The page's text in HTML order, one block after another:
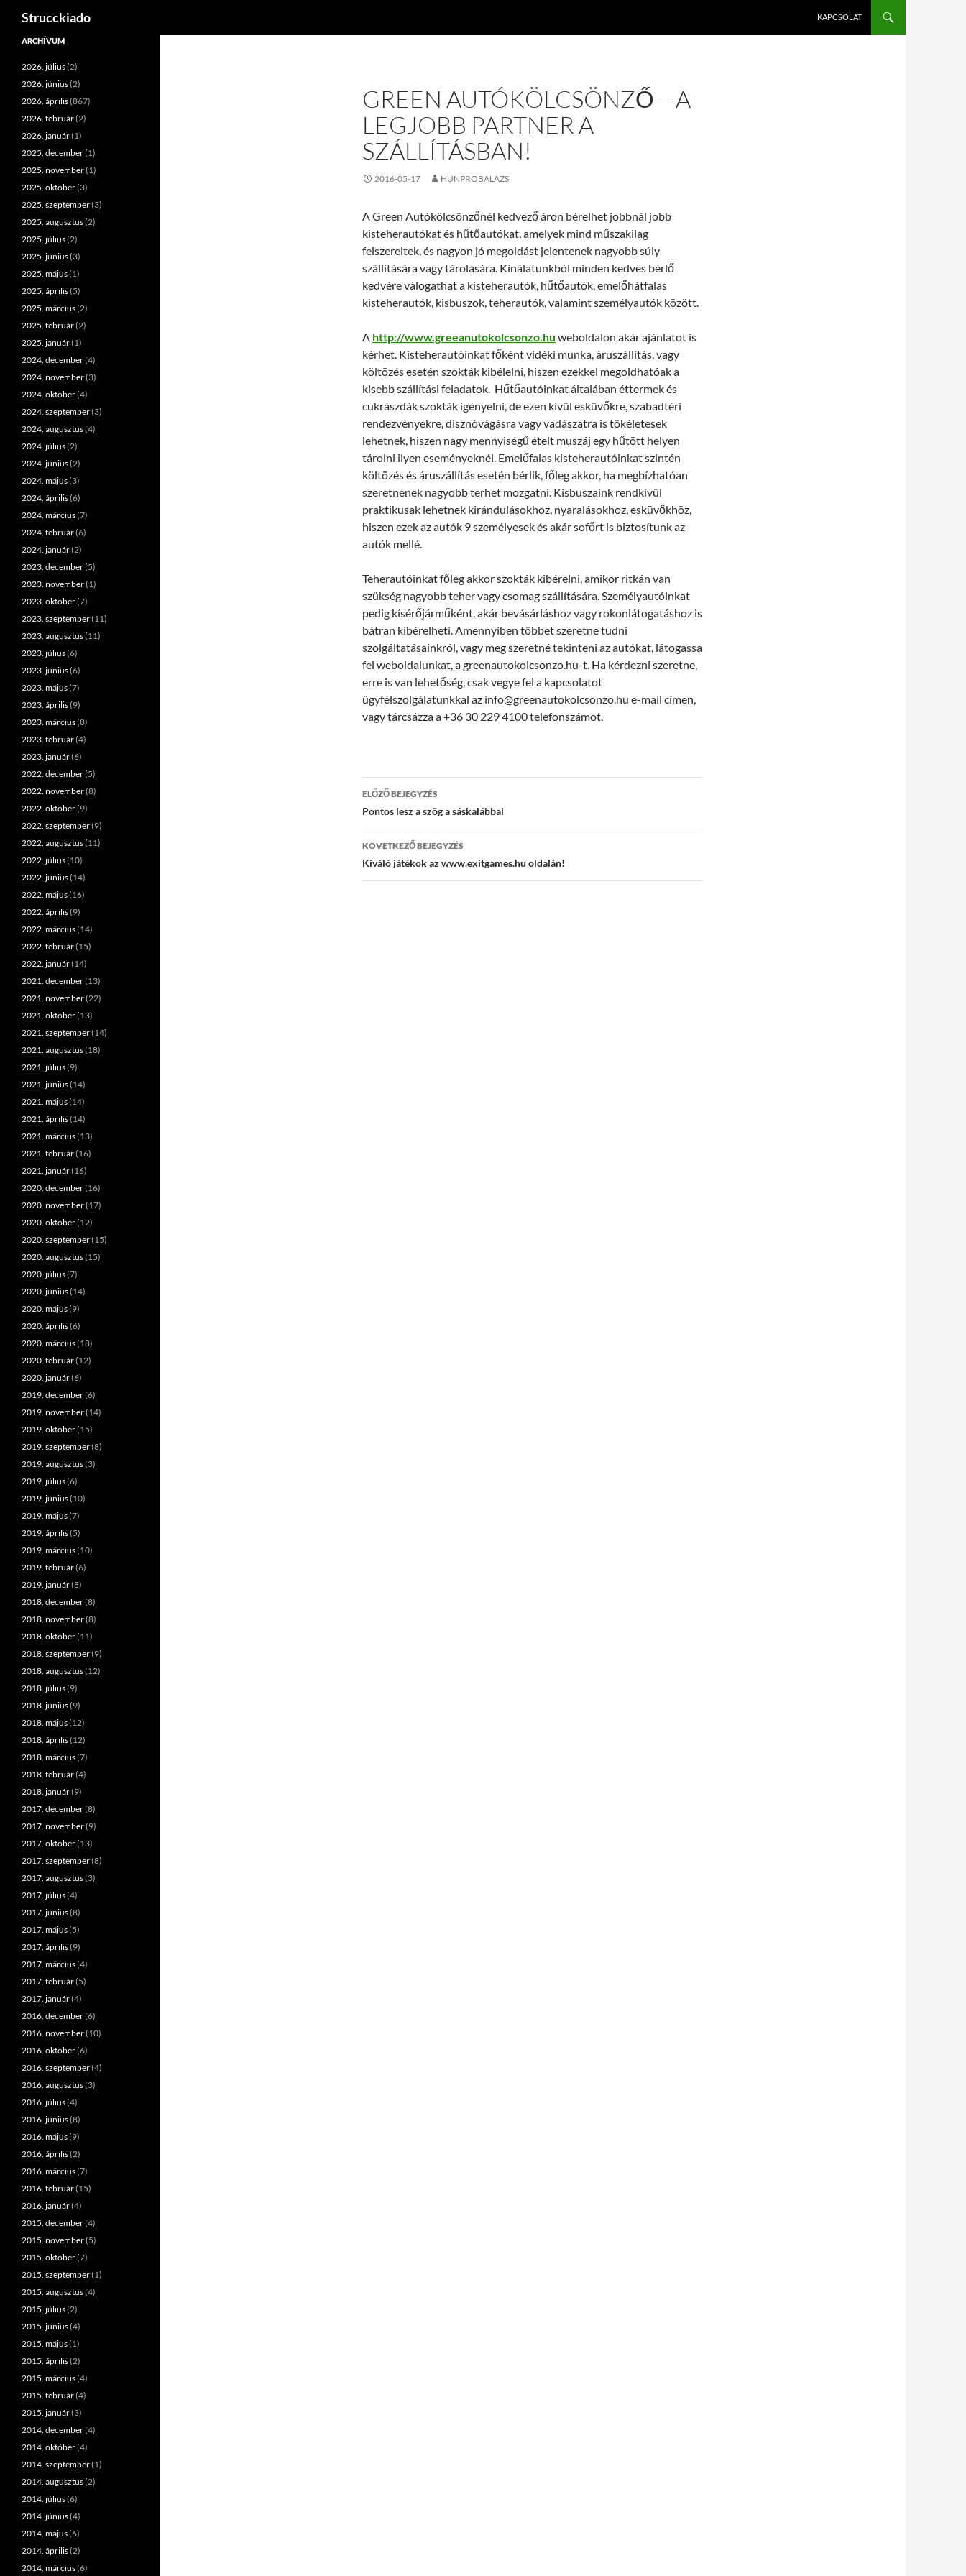
Tartalomhoz
Strucckiado KAPCSOLAT
GREEN AUTÓKÖLCSÖNZŐ – A
LEGJOBB PARTNER A
SZÁLLÍTÁSBAN!
2016-05-17 HUNPROBALAZS
A Green Autókölcsönzőnél kedvező áron bérelhet jobbnál jobb
kisteherautókat és hűtőautókat, amelyek mind műszakilag
felszereltek, és nagyon jó megoldást jelentenek nagyobb súly
szállítására vagy tárolására. Kínálatunkból minden kedves bérlő
kedvére válogathat a kisteherautók, hűtőautók, emelőhátfalas
kisteherautók, kisbuszok, teherautók, valamint személyautók között.
A http://www.greeanutokolcsonzo.hu weboldalon akár ajánlatot is
kérhet. Kisteherautóinkat főként vidéki munka, áruszállítás, vagy
költözés esetén szokták kibélelni, hiszen ezekkel megoldhatóak a
kisebb szállítási feladatok. Hűtőautóinkat általában éttermek és
cukrászdák szokták igényelni, de ezen kívül esküvőkre, szabadtéri
rendezvényekre, disznóvágásra vagy vadászatra is tökéletesek
lehetnek, hiszen nagy mennyiségű ételt muszáj egy hűtött helyen
tárolni ilyen eseményeknél. Emelőfalas kisteherautóinkat szintén
költözés és áruszállítás esetén bérlik, főleg akkor, ha megbízhatóan
szeretnének nagyobb terhet mozgatni. Kisbuszaink rendkívül
praktikusak lehetnek kirándulásokhoz, nyaralásokhoz, esküvőkhöz,
hiszen ezek az autók 9 személyesek és akár sofőrt is biztosítunk az
autók mellé.
Teherautóinkat főleg akkor szokták kibérelni, amikor ritkán van
szükség nagyobb teher vagy csomag szállítására. Személyautóinkat
pedig kísérőjárműként, akár bevásárláshoz vagy rokonlátogatáshoz is
bátran kibérelheti. Amennyiben többet szeretne tudni
szolgáltatásainkról, vagy meg szeretné tekinteni az autókat, látogassa
fel weboldalunkat, a greenautokolcsonzo.hu-t. Ha kérdezni szeretne,
erre is van lehetőség, csak vegye fel a kapcsolatot
ügyfélszolgálatunkkal az info@greenautokolcsonzo.hu e-mail címen,
vagy tárcsázza a +36 30 229 4100 telefonszámot.
Bejegyzések
navigációja
ELŐZŐ BEJEGYZÉS
Pontos lesz a szög a sáskalábbal
KÖVETKEZŐ BEJEGYZÉS
Kiváló játékok az www.exitgames.hu oldalán!
ARCHÍVUM
2026. július(2)
2026. június(2)
2026. április(867)
2026. február(2)
2026. január(1)
2025. december(1)
2025. november(1)
2025. október(3)
2025. szeptember(3)
2025. augusztus(2)
2025. július(2)
2025. június(3)
2025. május(1)
2025. április(5)
2025. március(2)
2025. február(2)
2025. január(1)
2024. december(4)
2024. november(3)
2024. október(4)
2024. szeptember(3)
2024. augusztus(4)
2024. július(2)
2024. június(2)
2024. május(3)
2024. április(6)
2024. március(7)
2024. február(6)
2024. január(2)
2023. december(5)
2023. november(1)
2023. október(7)
2023. szeptember(11)
2023. augusztus(11)
2023. július(6)
2023. június(6)
2023. május(7)
2023. április(9)
2023. március(8)
2023. február(4)
2023. január(6)
2022. december(5)
2022. november(8)
2022. október(9)
2022. szeptember(9)
2022. augusztus(11)
2022. július(10)
2022. június(14)
2022. május(16)
2022. április(9)
2022. március(14)
2022. február(15)
2022. január(14)
2021. december(13)
2021. november(22)
2021. október(13)
2021. szeptember(14)
2021. augusztus(18)
2021. július(9)
2021. június(14)
2021. május(14)
2021. április(14)
2021. március(13)
2021. február(16)
2021. január(16)
2020. december(16)
2020. november(17)
2020. október(12)
2020. szeptember(15)
2020. augusztus(15)
2020. július(7)
2020. június(14)
2020. május(9)
2020. április(6)
2020. március(18)
2020. február(12)
2020. január(6)
2019. december(6)
2019. november(14)
2019. október(15)
2019. szeptember(8)
2019. augusztus(3)
2019. július(6)
2019. június(10)
2019. május(7)
2019. április(5)
2019. március(10)
2019. február(6)
2019. január(8)
2018. december(8)
2018. november(8)
2018. október(11)
2018. szeptember(9)
2018. augusztus(12)
2018. július(9)
2018. június(9)
2018. május(12)
2018. április(12)
2018. március(7)
2018. február(4)
2018. január(9)
2017. december(8)
2017. november(9)
2017. október(13)
2017. szeptember(8)
2017. augusztus(3)
2017. július(4)
2017. június(8)
2017. május(5)
2017. április(9)
2017. március(4)
2017. február(5)
2017. január(4)
2016. december(6)
2016. november(10)
2016. október(6)
2016. szeptember(4)
2016. augusztus(3)
2016. július(4)
2016. június(8)
2016. május(9)
2016. április(2)
2016. március(7)
2016. február(15)
2016. január(4)
2015. december(4)
2015. november(5)
2015. október(7)
2015. szeptember(1)
2015. augusztus(4)
2015. július(2)
2015. június(4)
2015. május(1)
2015. április(2)
2015. március(4)
2015. február(4)
2015. január(3)
2014. december(4)
2014. október(4)
2014. szeptember(1)
2014. augusztus(2)
2014. július(6)
2014. június(4)
2014. május(6)
2014. április(2)
2014. március(6)